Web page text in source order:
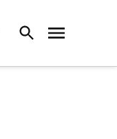
Открыть поиск